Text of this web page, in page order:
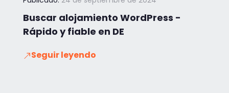
Buscar alojamiento WordPress -
Rápido y fiable en DE
Seguir leyendo